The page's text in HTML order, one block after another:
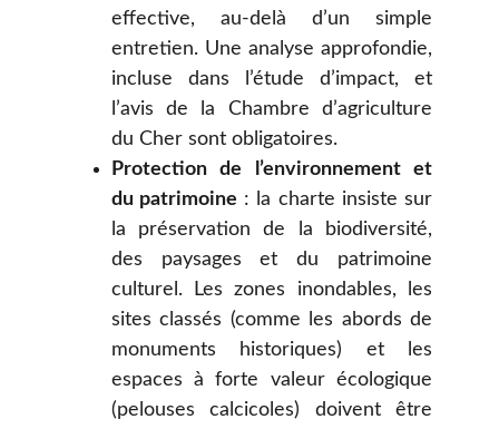
effective, au-delà d’un simple
entretien. Une analyse approfondie,
incluse dans l’étude d’impact, et
l’avis de la Chambre d’agriculture
du Cher sont obligatoires.
Protection de l’environnement et
du patrimoine : la charte insiste sur
la préservation de la biodiversité,
des paysages et du patrimoine
culturel. Les zones inondables, les
sites classés (comme les abords de
monuments historiques) et les
espaces à forte valeur écologique
(pelouses calcicoles) doivent être